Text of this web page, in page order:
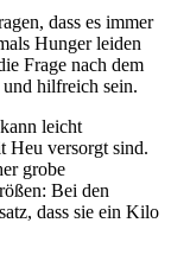
dass es immer
Hunger leiden
Frage nach dem
hilfreich sein.
leicht
Heu versorgt sind.
grobe
Bei den
dass sie ein Kilo